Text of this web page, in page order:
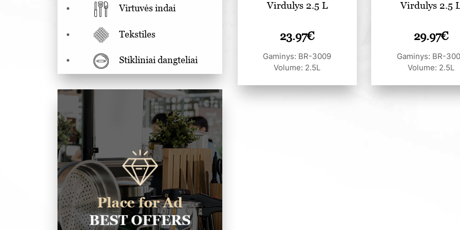
Virtuvės indai
Tekstiles
Stikliniai dangteliai
Virdulys 2.5 L
23.97€
Gaminys: BR-3009
Volume: 2.5L
Virdulys 2.5
29.97€
Gaminys: BR-
Volume: 2.5L